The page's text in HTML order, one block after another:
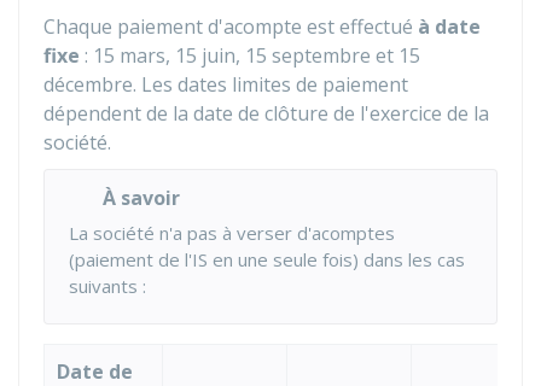
Chaque paiement d'acompte est effectué à date
fixe : 15 mars, 15 juin, 15 septembre et 15
décembre. Les dates limites de paiement
dépendent de la date de clôture de l'exercice de la
société.
À savoir
La société n'a pas à verser d'acomptes
(paiement de l'IS en une seule fois) dans les cas
suivants :
Date de